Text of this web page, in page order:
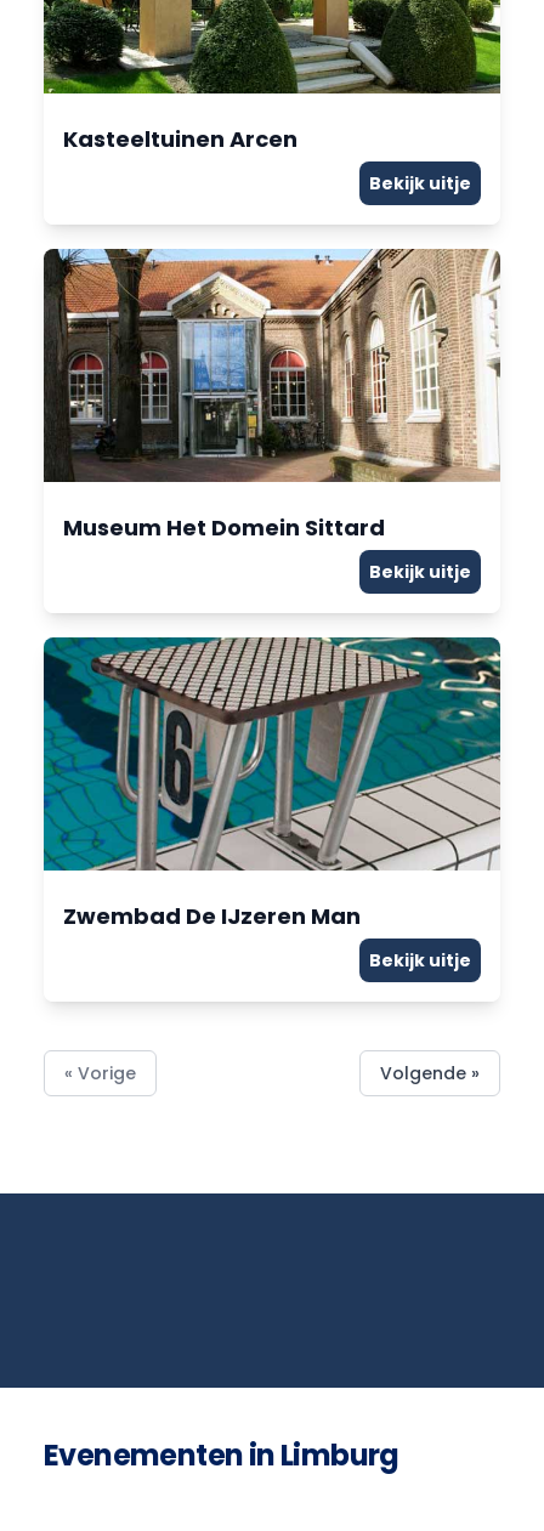
Kasteeltuinen Arcen
Bekijk uitje
Museum Het Domein Sittard
Bekijk uitje
Zwembad De IJzeren Man
Bekijk uitje
« Vorige Volgende »
Evenementen in Limburg